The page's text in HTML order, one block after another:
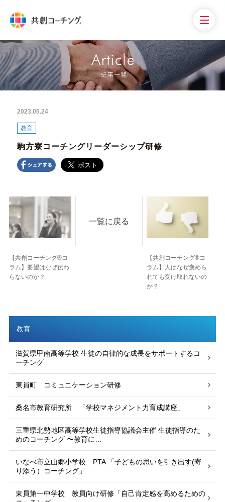
2023.05.24
教育
駒方寮コーチングリーダーシップ研修
【共創コーチング®︎コ
ラム】要望はなぜ伝わ
らないのか？
一覧に戻る
【共創コーチング®︎コ
ラム】人はなぜ褒めら
れても受け取れないの
か？
教育
滋賀県甲南高等学校 生徒の自律的な成長をサポートするコ
ーチング
東員町 コミュニケーション研修
桑名市教育研究所 「学校マネジメント力育成講座」
三重県北勢地区高等学校生徒指導協議会主催 生徒指導のた
めのコーチング 〜教育に…
いなべ市立山郷小学校 PTA 「子どもの思いを引き出す(寄
り添う）コーチング」
東員第一中学校 教員向け研修「自己肯定感を高めるための